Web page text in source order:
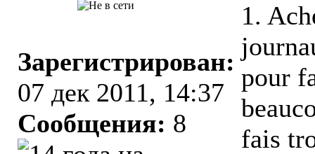
Зарегистрирован:
07 дек 2011, 14:37
Сообщения: 8
1.
pour
fais